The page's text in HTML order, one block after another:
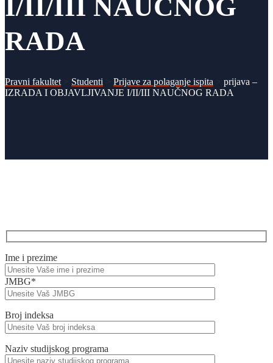
I/II/III NAUČNOG
RADA
Pravni fakultet > Studenti > Prijave za polaganje ispita > prijava –
IZRADA I OBJAVLJIVANJE I/II/III NAUČNOG RADA
Ime i prezime
JMBG*
Broj indeksa
Naziv studijskog programa